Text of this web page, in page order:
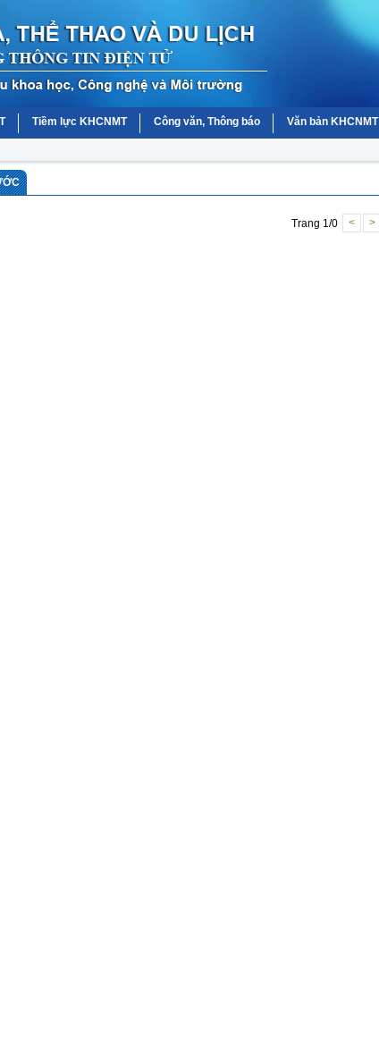
Tiềm lực KHCNMT Công văn, Thông báo Văn bản KHCNMT
Trang 1/0 < >